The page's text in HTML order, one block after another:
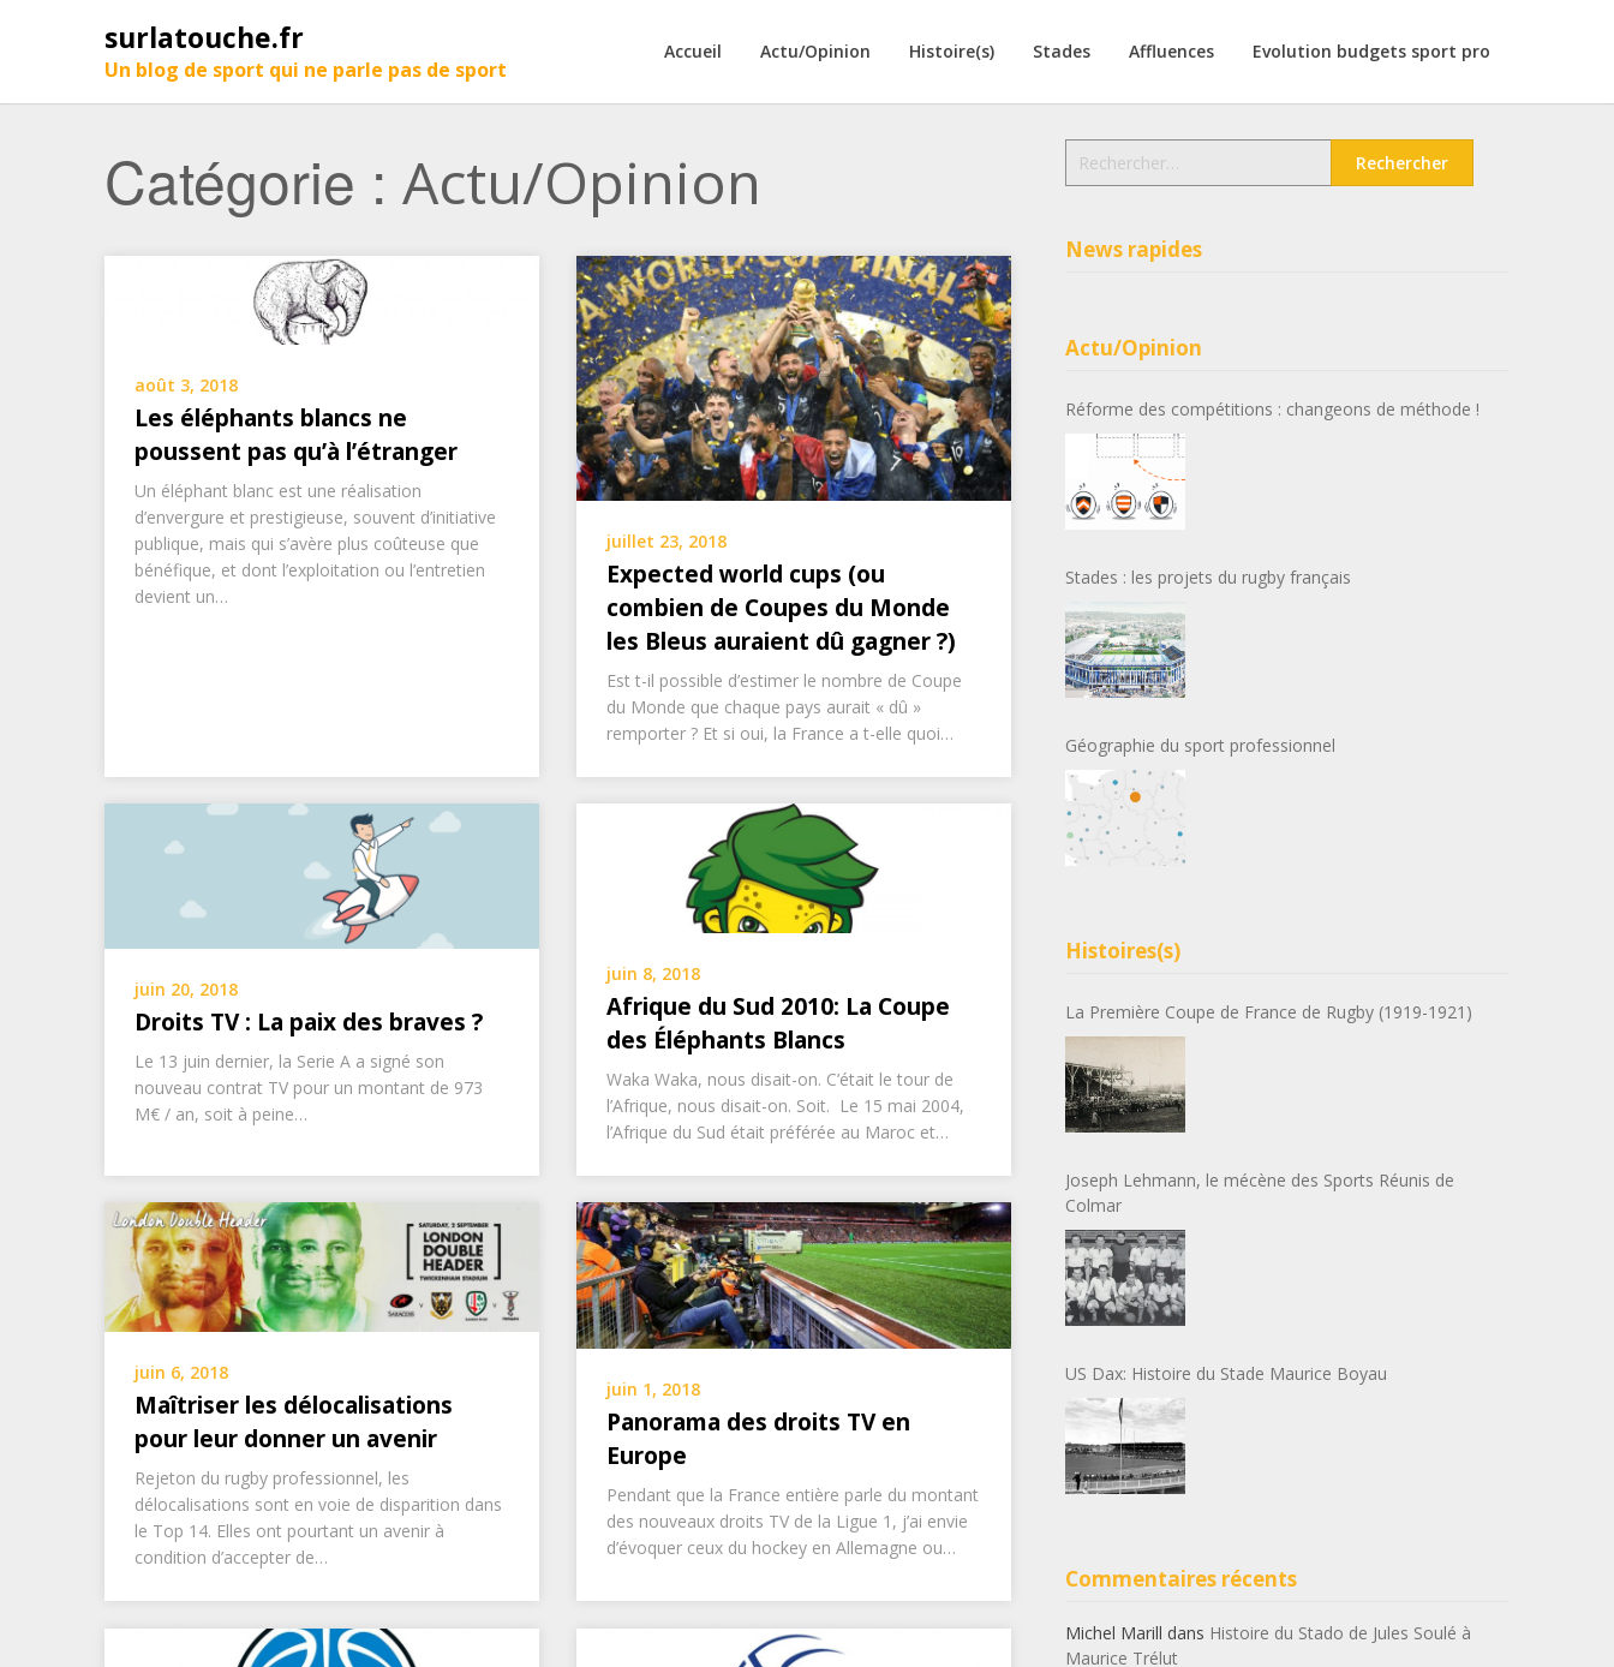
surlatouche.fr
Un blog de sport qui ne parle pas de sport
Accueil Actu/Opinion Histoire(s) Stades Affluences Evolution budgets sport pro
Catégorie : Actu/Opinion
août 3, 2018
Les éléphants blancs ne
poussent pas qu’à l’étranger
Un éléphant blanc est une réalisation
d’envergure et prestigieuse, souvent d’initiative
publique, mais qui s’avère plus coûteuse que
bénéfique, et dont l’exploitation ou l’entretien
devient un…
juillet 23, 2018
Expected world cups (ou
combien de Coupes du Monde
les Bleus auraient dû gagner ?)
Est t-il possible d’estimer le nombre de Coupe
du Monde que chaque pays aurait « dû »
remporter ? Et si oui, la France a t-elle quoi…
juin 20, 2018
Droits TV : La paix des braves ?
Le 13 juin dernier, la Serie A a signé son
nouveau contrat TV pour un montant de 973
M€ / an, soit à peine…
juin 8, 2018
Afrique du Sud 2010: La Coupe
des Éléphants Blancs
Waka Waka, nous disait-on. C’était le tour de
l’Afrique, nous disait-on. Soit. Le 15 mai 2004,
l’Afrique du Sud était préférée au Maroc et…
juin 6, 2018
Maîtriser les délocalisations
pour leur donner un avenir
Rejeton du rugby professionnel, les
délocalisations sont en voie de disparition dans
le Top 14. Elles ont pourtant un avenir à
condition d’accepter de…
juin 1, 2018
Panorama des droits TV en
Europe
Pendant que la France entière parle du montant
des nouveaux droits TV de la Ligue 1, j’ai envie
d’évoquer ceux du hockey en Allemagne ou…
Rechercher :
News rapides
Actu/Opinion
Réforme des compétitions : changeons de méthode !
Stades : les projets du rugby français
Géographie du sport professionnel
Histoires(s)
La Première Coupe de France de Rugby (1919-1921)
Joseph Lehmann, le mécène des Sports Réunis de
Colmar
US Dax: Histoire du Stade Maurice Boyau
Commentaires récents
Michel Marill dans Histoire du Stado de Jules Soulé à
Maurice Trélut